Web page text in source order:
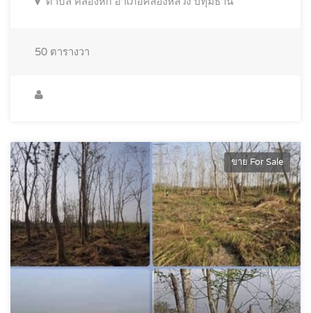
50 ตารางวา
ขาย For Sale